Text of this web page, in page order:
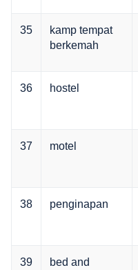
35
kamp tempat
berkemah
36 hostel
37 motel
38 penginapan
39
bed and